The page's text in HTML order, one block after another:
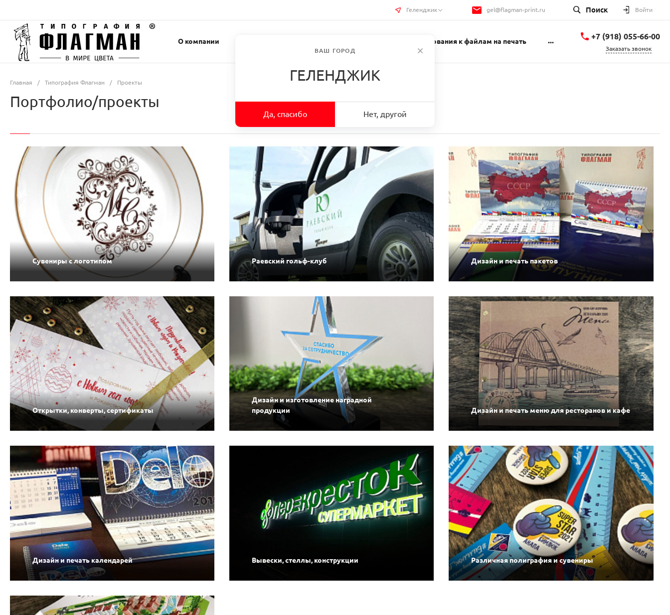
Геленджик gel@flagman-print.ru Поиск Войти
О компании Требования к файлам на печать ... +7 (918) 055-66-00
Заказать звонок
Главная / Типография Флагман / Проекты
Портфолио/проекты
Сувениры с логотипом Раевский гольф-клуб Дизайн и печать пакетов
Открытки, конверты, сертификаты
Дизайн и изготовление наградной
продукции
Дизайн и печать меню для ресторанов и кафе
Дизайн и печать календарей Вывески, стеллы, конструкции Различная полиграфия и сувениры
ВАШ ГОРОД
ГЕЛЕНДЖИК
Да, спасибо Нет, другой